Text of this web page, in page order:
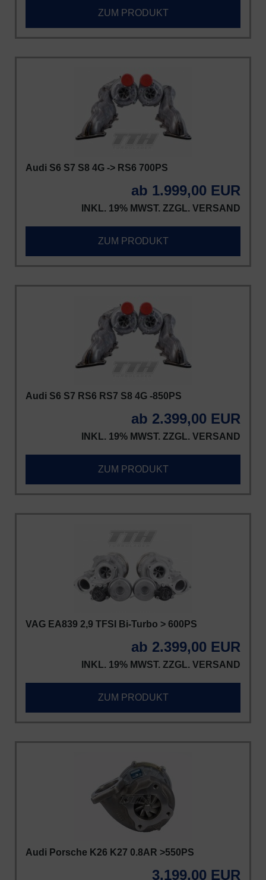
ZUM PRODUKT
Audi S6 S7 S8 4G -> RS6 700PS
ab 1.999,00 EUR
INKL. 19% MWST. ZZGL. VERSAND
ZUM PRODUKT
Audi S6 S7 RS6 RS7 S8 4G -850PS
ab 2.399,00 EUR
INKL. 19% MWST. ZZGL. VERSAND
ZUM PRODUKT
VAG EA839 2,9 TFSI Bi-Turbo > 600PS
ab 2.399,00 EUR
INKL. 19% MWST. ZZGL. VERSAND
ZUM PRODUKT
Audi Porsche K26 K27 0.8AR >550PS
3.199,00 EUR